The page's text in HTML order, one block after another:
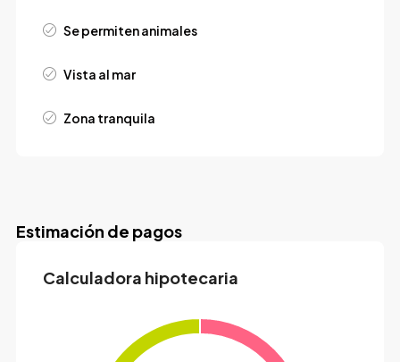
Se permiten animales
Vista al mar
Zona tranquila
Estimación de pagos
Calculadora hipotecaria